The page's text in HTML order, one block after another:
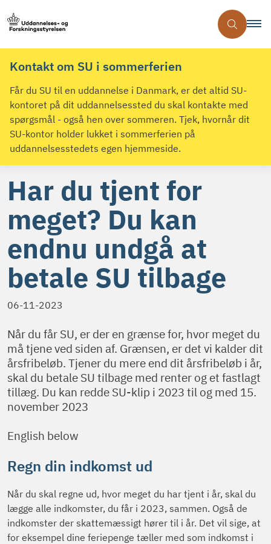
Kontakt om SU i sommerferien
Får du SU til en uddannelse i Danmark, er det altid SU-
kontoret på dit uddannelsessted du skal kontakte med
spørgsmål - også hen over sommeren. Tjek, hvornår dit
SU-kontor holder lukket i sommerferien på
uddannelsesstedets egen hjemmeside.
Har du tjent for
meget? Du kan
endnu undgå at
betale SU tilbage
06-11-2023
Når du får SU, er der en grænse for, hvor meget du
må tjene ved siden af. Grænsen, er det vi kalder dit
årsfribeløb. Tjener du mere end dit årsfribeløb i år,
skal du betale SU tilbage med renter og et fastlagt
tillæg. Du kan redde SU-klip i 2023 til og med 15.
november 2023
English below
Regn din indkomst ud
Når du skal regne ud, hvor meget du har tjent i år, skal du
lægge alle indkomster, du får i 2023, sammen. Også de
indkomster der skattemæssigt hører til i år. Det vil sige, at
for eksempel dine feriepenge tæller med som indkomst i